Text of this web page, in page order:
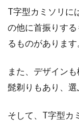
T字型カミソリに
の他に首振りす
るものがあります
また、デザイン
髭剃りもあり、選
そして、T字型カ